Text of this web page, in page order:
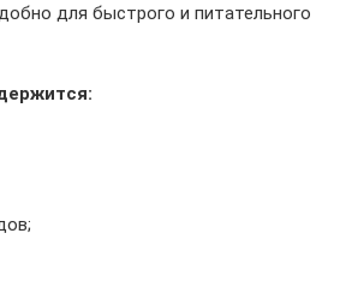
для быстрого и питательного